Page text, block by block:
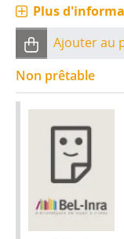
Plus
Ajouter au
Non prêtable